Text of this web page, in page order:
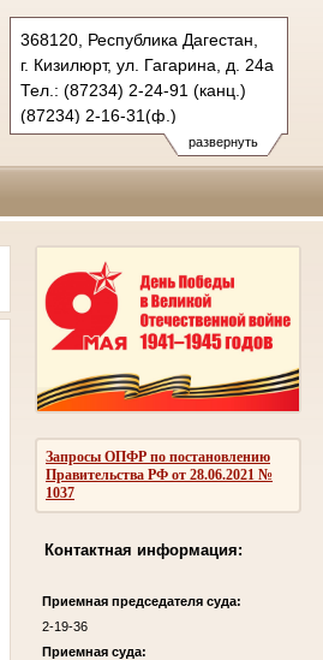
развернуть
368120, Республика Дагестан,
г. Кизилюрт, ул. Гагарина, д. 24а
Тел.: (87234) 2-24-91 (канц.)
(87234) 2-16-31(ф.)
kiziljurt-gs.dag@sudrf.ru
Запросы ОПФР по постановлению
Правительства РФ от 28.06.2021 №
1037
Контактная информация:
Приемная председателя суда:
2-19-36
Приемная суда: